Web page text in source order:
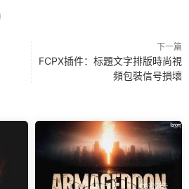
下一篇
FCPX插件：标題文字排版時尚視
頻包裝信号損壞